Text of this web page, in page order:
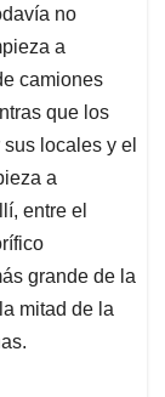
no
a
camiones
que los
locales y el
a
entre el
grande de la
mitad de la